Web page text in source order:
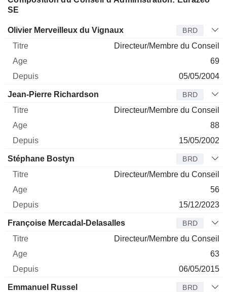
SE
Administrateur Titre Age Depuis
Olivier Merveilleux du Vignaux BRD
Directeur/Membre du Conseil
69
05/05/2004
Jean-Pierre Richardson BRD
Directeur/Membre du Conseil
88
15/05/2002
Stéphane Bostyn BRD
Directeur/Membre du Conseil
56
15/12/2023
Françoise Mercadal-Delasalles BRD
Directeur/Membre du Conseil
63
06/05/2015
Emmanuel Russel BRD